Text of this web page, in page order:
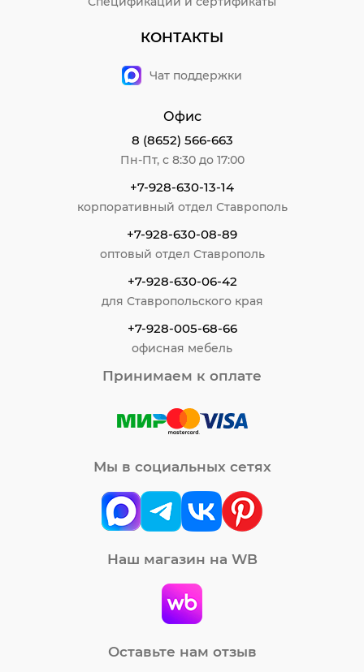
КОНТАКТЫ
Чат поддержки
Офис
8 (8652) 566-663
Пн-Пт, с 8:30 до 17:00
+7-928-630-13-14
корпоративный отдел Ставрополь
+7-928-630-08-89
оптовый отдел Ставрополь
+7-928-630-06-42
для Ставропольского края
+7-928-005-68-66
офисная мебель
Принимаем к оплате
Мы в социальных сетях
Наш магазин на WB
Оставьте нам отзыв